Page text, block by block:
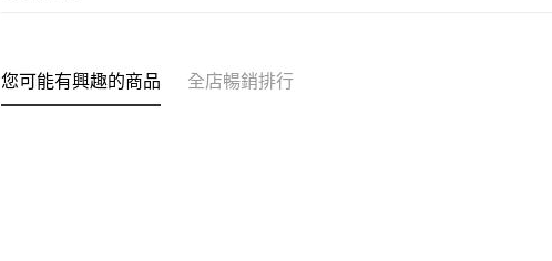
您可能有興趣的商品 全店暢銷排行